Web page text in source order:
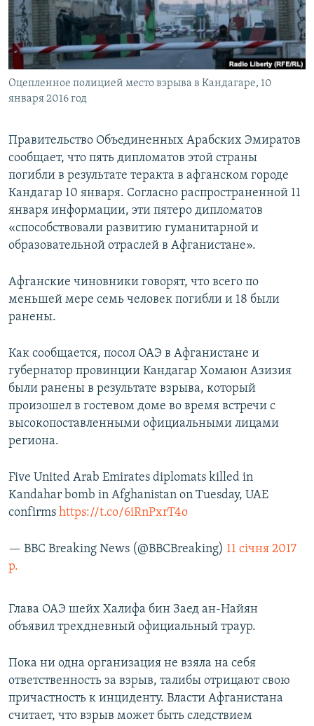
ПОБЕДИТЕЛЕЙ НЕ СУДЯТ?
КРЫМ.НЕПОКОРЕННЫЙ
ELIFBE
УКРАИНСКАЯ ПРОБЛЕМА КРЫМА
ПРИСОЕДИНЯЙТЕСЬ!
Все сайты RFE/RL
Оцепленное полицией место взрыва в Кандагаре, 10
января 2016 год
Правительство Объединенных Арабских Эмиратов
сообщает, что пять дипломатов этой страны
погибли в результате теракта в афганском городе
Кандагар 10 января. Согласно распространенной 11
января информации, эти пятеро дипломатов
«способствовали развитию гуманитарной и
образовательной отраслей в Афганистане».
Афганские чиновники говорят, что всего по
меньшей мере семь человек погибли и 18 были
ранены.
Как сообщается, посол ОАЭ в Афганистане и
губернатор провинции Кандагар Хомаюн Азизия
были ранены в результате взрыва, который
произошел в гостевом доме во время встречи с
высокопоставленными официальными лицами
региона.
Five United Arab Emirates diplomats killed in
Kandahar bomb in Afghanistan on Tuesday, UAE
confirms https://t.co/6iRnPxrT4o
— BBC Breaking News (@BBCBreaking) 11 січня 2017
р.
Глава ОАЭ шейх Халифа бин Заед ан-Найян
объявил трехдневный официальный траур.
Пока ни одна организация не взяла на себя
ответственность за взрыв, талибы отрицают свою
причастность к инциденту. Власти Афганистана
считает, что взрыв может быть следствием